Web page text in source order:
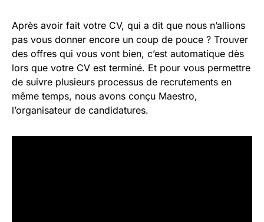
Après avoir fait votre CV, qui a dit que nous n’allions
pas vous donner encore un coup de pouce ? Trouver
des offres qui vous vont bien, c’est automatique dès
lors que votre CV est terminé. Et pour vous permettre
de suivre plusieurs processus de recrutements en
même temps, nous avons conçu Maestro,
l’organisateur de candidatures.